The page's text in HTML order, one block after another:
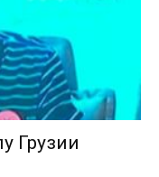
Грузии